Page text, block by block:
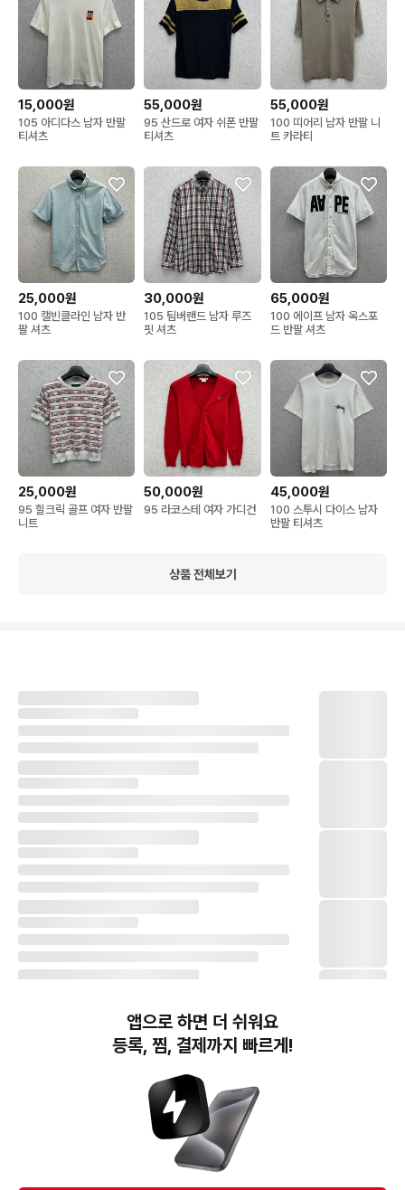
15,000원
105 아디다스 남자 반팔
티셔츠
55,000원
95 산드로 여자 쉬폰 반팔
티셔츠
55,000원
100 띠어리 남자 반팔 니
트 카라티
25,000원
100 캘빈클라인 남자 반
팔 셔츠
30,000원
105 팀버랜드 남자 루즈
핏 셔츠
65,000원
100 에이프 남자 옥스포
드 반팔 셔츠
25,000원
95 힐크릭 골프 여자 반팔
니트
50,000원
95 라코스테 여자 가디건
45,000원
100 스투시 다이스 남자
반팔 티셔츠
상품 전체보기
번개장터(주) 사업자정보, 이용약관 및 기타 법적고지
번개장터㈜는 통신판매중개자이며, 통신판매의 당사자가 아닙니다. 전자상거래 등에서의
소비자보호에 관한 법률 등 관련 법령 및 번개장터㈜의 약관에 따라 상품, 상품정보, 거래에 관한 책임은
개별 판매자에게 귀속하고, 번개장터㈜는 원칙적으로 회원간 거래에 대하여 책임을 지지 않습니다.
다만, 번개장터㈜가 직접 판매하는 상품에 대한 책임은 번개장터㈜에게 귀속합니다.
앱으로 하면 더 쉬워요
등록, 찜, 결제까지 빠르게!